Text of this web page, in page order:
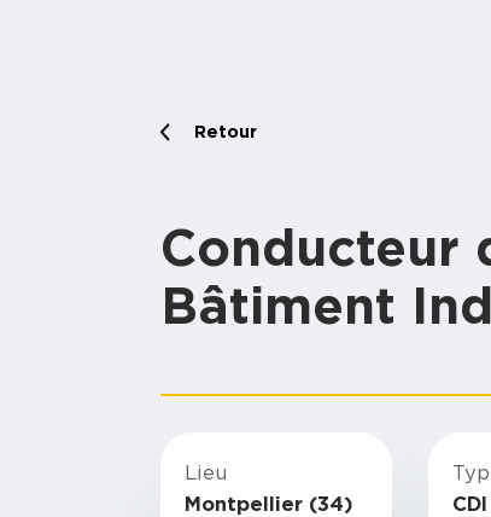
Retour
Conducteur
Bâtiment
Lieu
Montpellier (34)
CDI